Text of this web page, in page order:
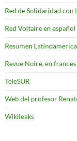
Red de Solidaridad
Red Voltaire en español
Resumen
Revue Noire, en
TeleSUR
Web del profesor
Wikileaks